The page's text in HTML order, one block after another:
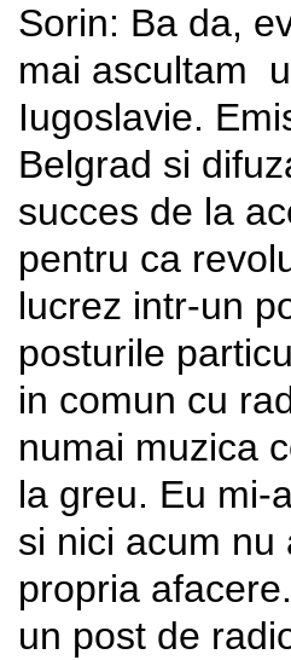
Sorin: Ba da,
mai ascultam
Iugoslavie.
Belgrad si
succes de la
pentru ca
lucrez intr-un
posturile
in comun cu
numai muzica
la greu. Eu mi-
si nici acum nu
propria
un post de